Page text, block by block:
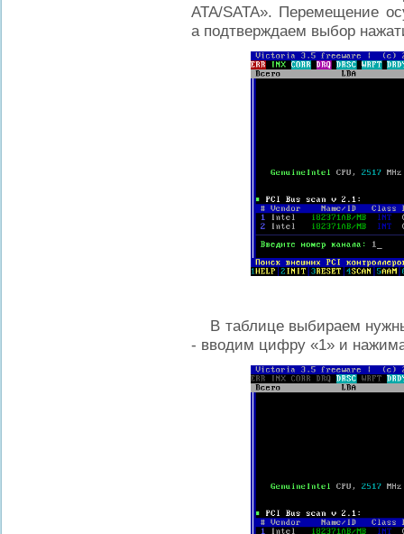
ATA/SATA». Перемещение
а подтверждаем выбор
В таблице выбираем
- вводим цифру «1» и